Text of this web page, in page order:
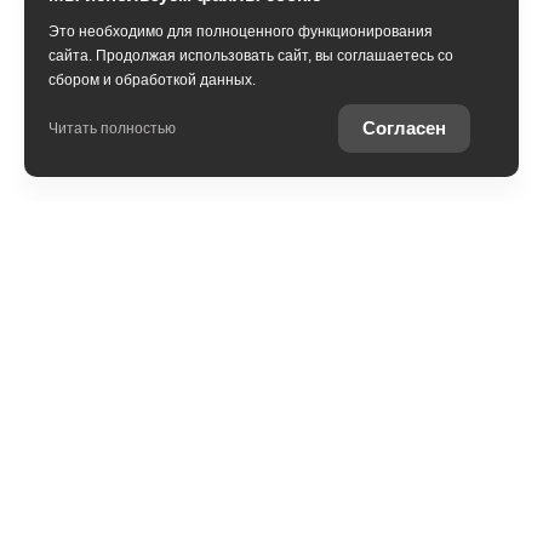
Это необходимо для полноценного функционирования
сайта. Продолжая использовать сайт, вы соглашаетесь со
сбором и обработкой данных.
Читать полностью Согласен